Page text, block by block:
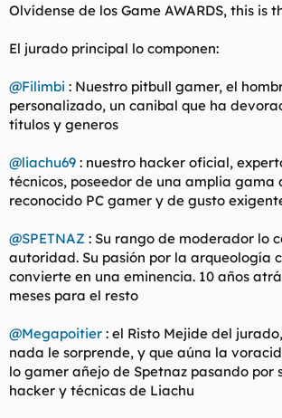
Olvídense de los Game AWARDS, this is
El jurado principal lo componen:
@Filimbi : Nuestro pitbull gamer, el
personalizado, un canibal que ha
títulos y generos
@liachu69 : nuestro hacker oficial,
técnicos, poseedor de una amplia gama
reconocido PC gamer y de gusto
@SPETNAZ : Su rango de moderador lo
autoridad. Su pasión por la arqueología
convierte en una eminencia. 10 años
meses para el resto
@Megapoitier : el Risto Mejide del
nada le sorprende, y que aúna la
lo gamer añejo de Spetnaz pasando por
hacker y técnicas de Liachu